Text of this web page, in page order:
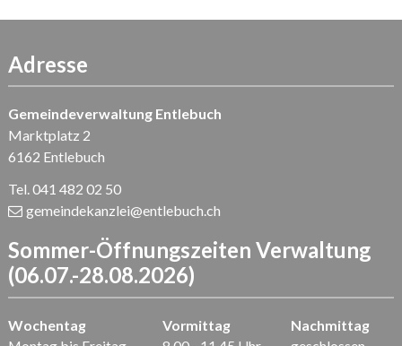
Adresse
Gemeindeverwaltung Entlebuch
Marktplatz 2
6162 Entlebuch
Tel. 041 482 02 50
gemeindekanzlei@entlebuch.ch
Sommer-Öffnungszeiten Verwaltung
(06.07.-28.08.2026)
Wochentag Vormittag
Nachmittag